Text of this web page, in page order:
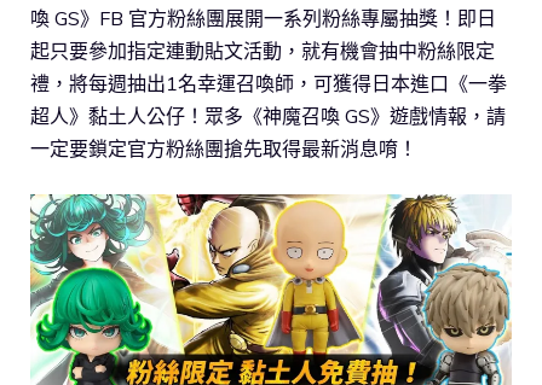
喚 GS》FB 官方粉絲團展開一系列粉絲專屬抽獎！即日
起只要參加指定連動貼文活動，就有機會抽中粉絲限定
禮，將每週抽出1名幸運召喚師，可獲得日本進口《一拳
超人》黏土人公仔！眾多《神魔召喚 GS》遊戲情報，請
一定要鎖定官方粉絲團搶先取得最新消息唷！